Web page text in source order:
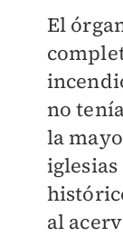
El
no
la
al